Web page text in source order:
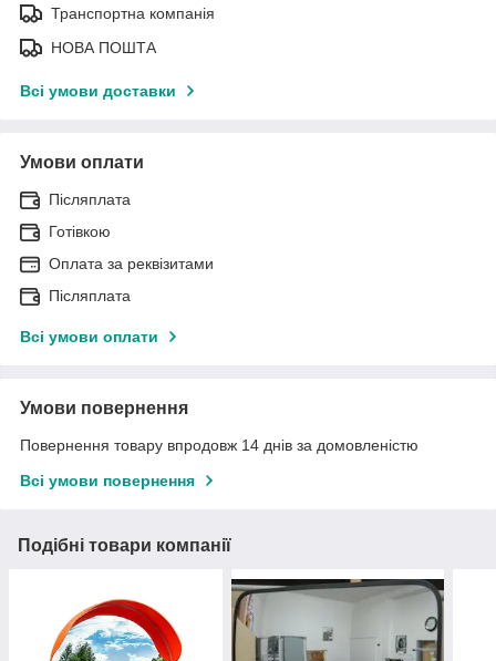
Транспортна компанія
НОВА ПОШТА
Всі умови доставки
Умови оплати
Післяплата
Готівкою
Оплата за реквізитами
Післяплата
Всі умови оплати
Умови повернення
Повернення товару впродовж 14 днів за домовленістю
Всі умови повернення
Подібні товари компанії